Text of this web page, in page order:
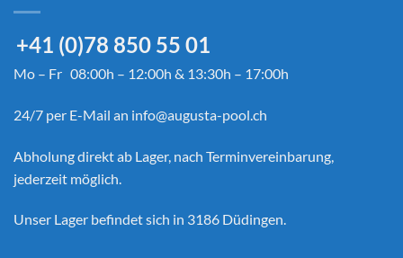
+41 (0)78 850 55 01
Mo – Fr 08:00h – 12:00h & 13:30h – 17:00h
24/7 per E-Mail an info@augusta-pool.ch
Abholung direkt ab Lager, nach Terminvereinbarung,
jederzeit möglich.
Unser Lager befindet sich in 3186 Düdingen.